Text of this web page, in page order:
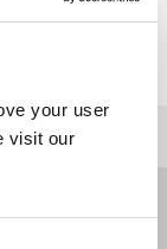
your user
visit our